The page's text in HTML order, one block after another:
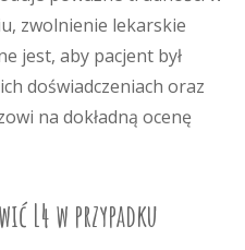
zwolnienie lekarskie
jest, aby pacjent był
doświadczeniach oraz
na dokładną ocenę
L4 w przypadku